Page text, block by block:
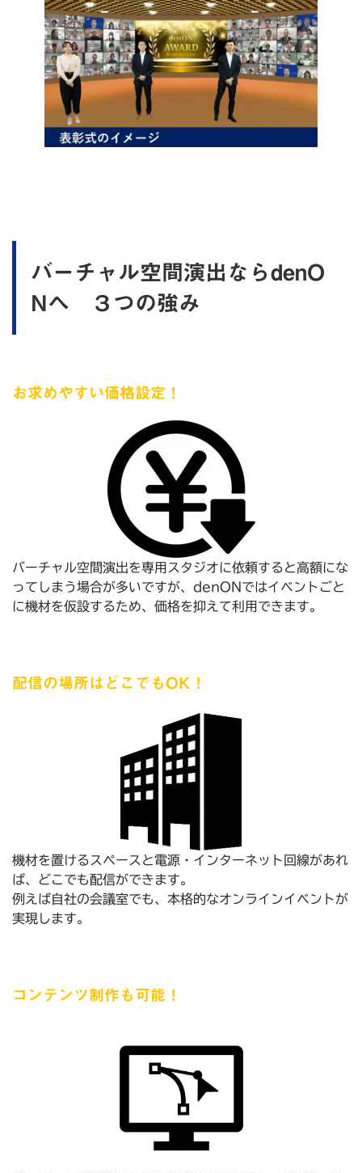
バーチャル空間演出ならdenO
Nへ ３つの強み
お求めやすい価格設定！
バーチャル空間演出を専用スタジオに依頼すると高額にな
ってしまう場合が多いですが、denONではイベントごと
に機材を仮設するため、価格を抑えて利用できます。
配信の場所はどこでもOK！
機材を置けるスペースと電源・インターネット回線があれ
ば、どこでも配信ができます。
例えば自社の会議室でも、本格的なオンラインイベントが
実現します。
コンテンツ制作も可能！